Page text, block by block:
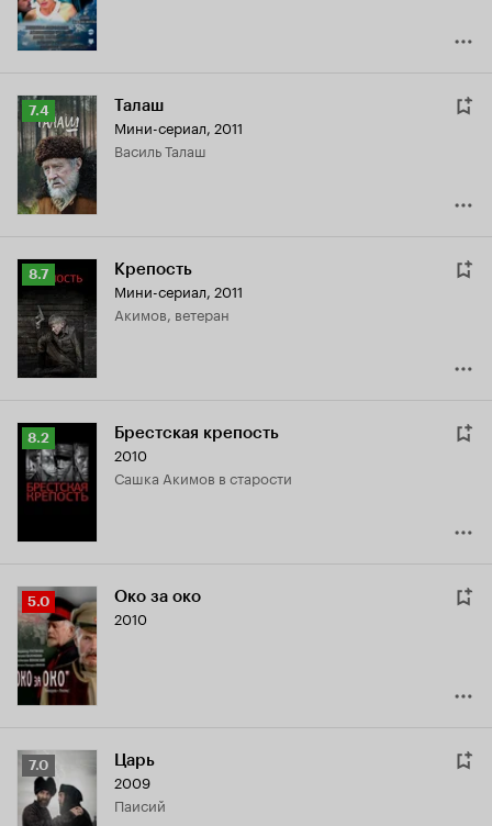
Рейтинг
Кинопоиска
7.4
7.4 Талаш
Мини-сериал, 2011
Василь Талаш
Рейтинг
8.7
8.7 Крепость
Мини-сериал, 2011
Акимов, ветеран
Рейтинг
Кинопоиска
8.2
8.2 Брестская крепость
2010
Сашка Акимов в старости
Рейтинг
Кинопоиска
5.0
5.0 Око за око
2010
Рейтинг
Кинопоиска
7.0
7.0 Царь
2009
Паисий